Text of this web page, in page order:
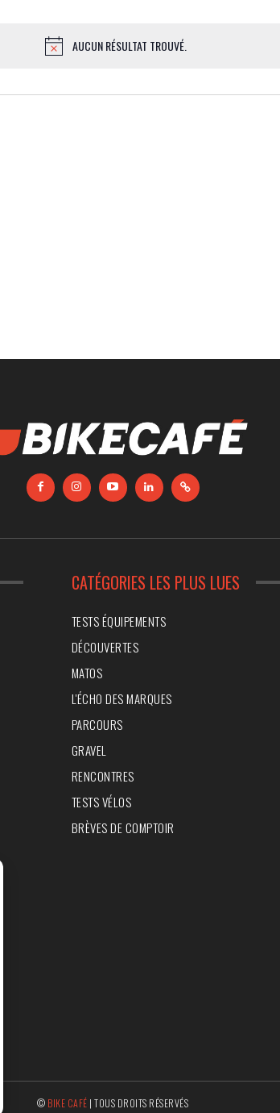
NOTICE
AUCUN RÉSULTAT TROUVÉ.
CATÉGORIES LES PLUS LUES
TESTS ÉQUIPEMENTS
DÉCOUVERTES
MATOS
L'ÉCHO DES MARQUES
PARCOURS
GRAVEL
RENCONTRES
TESTS VÉLOS
BRÈVES DE COMPTOIR
© BIKE CAFÉ | TOUS DROITS RÉSERVÉS